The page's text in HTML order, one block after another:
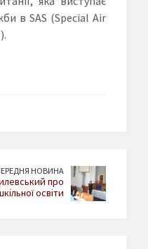
в SAS (Special Air
НОВИНА
про
освіти